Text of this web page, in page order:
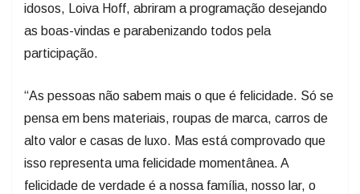
idosos, Loiva Hoff, abriram a programação desejando
as boas-vindas e parabenizando todos pela
participação.
“As pessoas não sabem mais o que é felicidade. Só se
pensa em bens materiais, roupas de marca, carros de
alto valor e casas de luxo. Mas está comprovado que
isso representa uma felicidade momentânea. A
felicidade de verdade é a nossa família, nosso lar, o